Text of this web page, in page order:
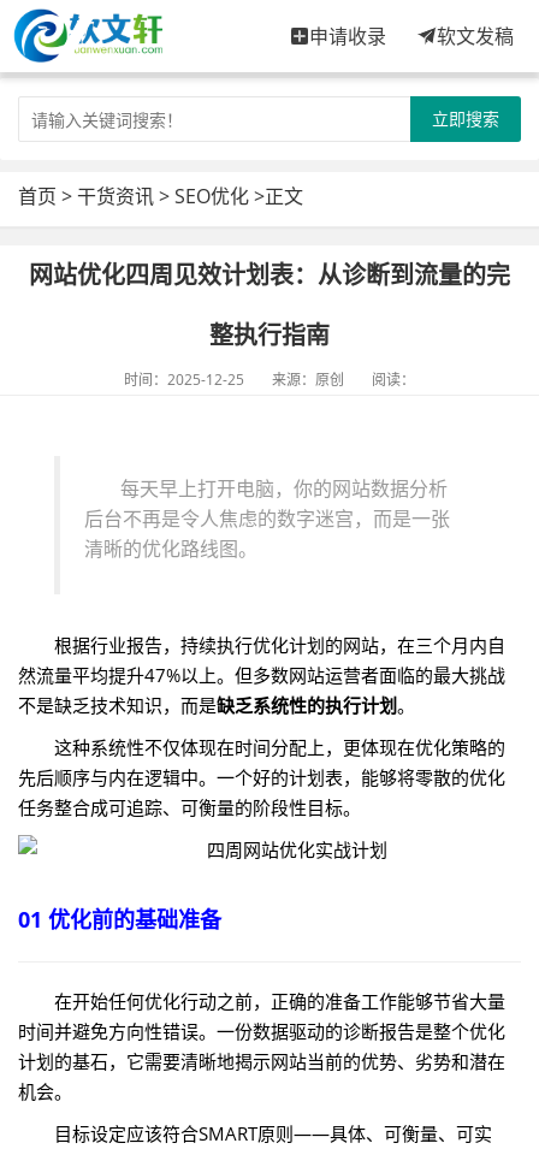
申请收录 软文发稿
立即搜索
首页 >干货资讯>SEO优化>正文
网站优化四周见效计划表：从诊断到流量的完
整执行指南
时间：2025-12-25 来源：原创 阅读：
每天早上打开电脑，你的网站数据分析
后台不再是令人焦虑的数字迷宫，而是一张
清晰的优化路线图。
根据行业报告，持续执行优化计划的网站，在三个月内自
然流量平均提升47%以上。但多数网站运营者面临的最大挑战
不是缺乏技术知识，而是缺乏系统性的执行计划。
这种系统性不仅体现在时间分配上，更体现在优化策略的
先后顺序与内在逻辑中。一个好的计划表，能够将零散的优化
任务整合成可追踪、可衡量的阶段性目标。
01 优化前的基础准备
在开始任何优化行动之前，正确的准备工作能够节省大量
时间并避免方向性错误。一份数据驱动的诊断报告是整个优化
计划的基石，它需要清晰地揭示网站当前的优势、劣势和潜在
机会。
目标设定应该符合SMART原则——具体、可衡量、可实